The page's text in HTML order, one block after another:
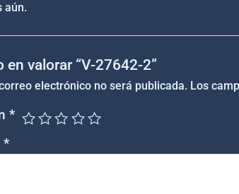
aún.
en valorar “V-27642-2”
electrónico no será publicada. Los
*
*